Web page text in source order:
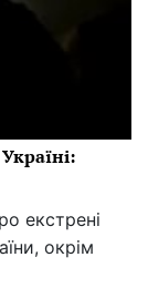
екстрені
окрім